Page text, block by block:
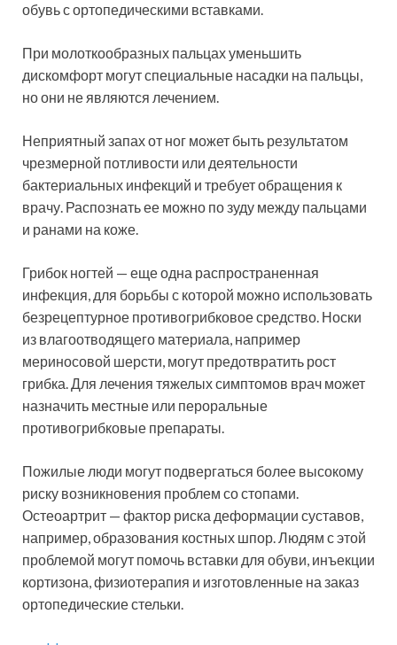
обувь с ортопедическими вставками.
При молоткообразных пальцах уменьшить
дискомфорт могут специальные насадки на пальцы,
но они не являются лечением.
Неприятный запах от ног может быть результатом
чрезмерной потливости или деятельности
бактериальных инфекций и требует обращения к
врачу. Распознать ее можно по зуду между пальцами
и ранами на коже.
Грибок ногтей — еще одна распространенная
инфекция, для борьбы с которой можно использовать
безрецептурное противогрибковое средство. Носки
из влагоотводящего материала, например
мериносовой шерсти, могут предотвратить рост
грибка. Для лечения тяжелых симптомов врач может
назначить местные или пероральные
противогрибковые препараты.
Пожилые люди могут подвергаться более высокому
риску возникновения проблем со стопами.
Остеоартрит — фактор риска деформации суставов,
например, образования костных шпор. Людям с этой
проблемой могут помочь вставки для обуви, инъекции
кортизона, физиотерапия и изготовленные на заказ
ортопедические стельки.